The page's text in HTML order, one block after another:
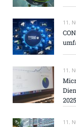
11.
11.
2025
11.